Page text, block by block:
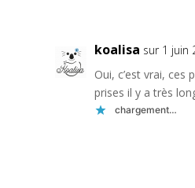
koalisa sur 1 juin
Oui, c’est vrai, ces
prises il y a très
chargement…